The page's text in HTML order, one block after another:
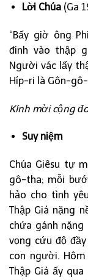
Lời Chúa(Ga
“Bấy giờ ông
đinh vào thập
Người vác lấy
Híp-ri là Gôn-
Kính mời cộng
Suy niệm
Chúa Giêsu tự
gô-tha; mỗi
hảo cho tình
Thập Giá nặng
chứa gánh
vọng cứu độ
con người.
Thập Giá ấy